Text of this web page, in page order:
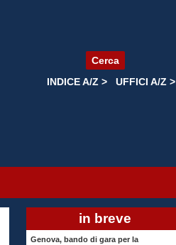
Cerca
INDICE A/Z >
UFFICI A/Z >
in breve
Genova, bando di gara per la